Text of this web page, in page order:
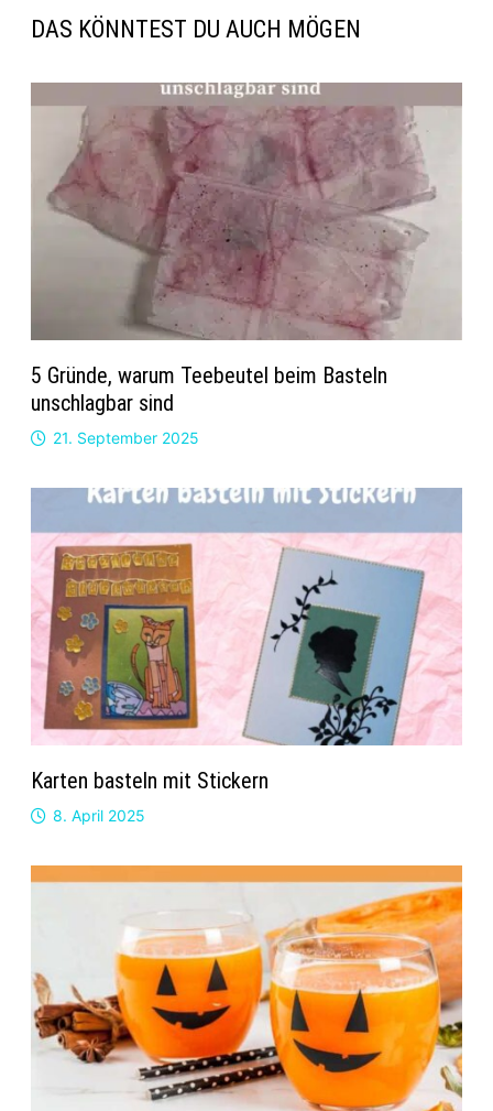
DAS KÖNNTEST DU AUCH MÖGEN
5 Gründe, warum Teebeutel beim Basteln
unschlagbar sind
21. September 2025
Karten basteln mit Stickern
8. April 2025